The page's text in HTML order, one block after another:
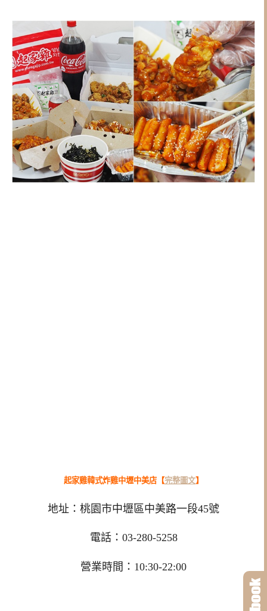
起家雞韓式炸雞中壢中美店【完整圖文】
地址：桃園市中壢區中美路一段45號
電話：03-280-5258
營業時間：10:30-22:00